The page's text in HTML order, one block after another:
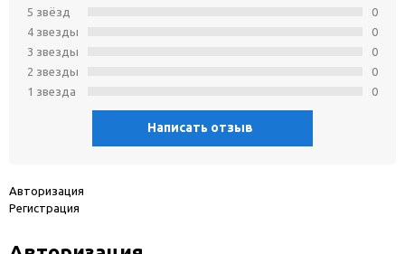
5 звёзд
4 звeзды
3 звeзды
2 звeзды
1 звeзда
0
0
0
0
0
Написать отзыв
Авторизация
Регистрация